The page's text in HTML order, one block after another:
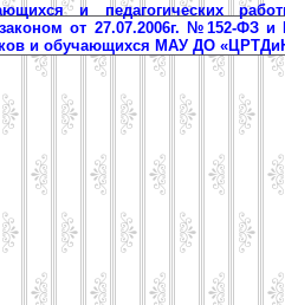
и педагогических
от 27.07.2006г. №152-ФЗ
и обучающихся МАУ ДО